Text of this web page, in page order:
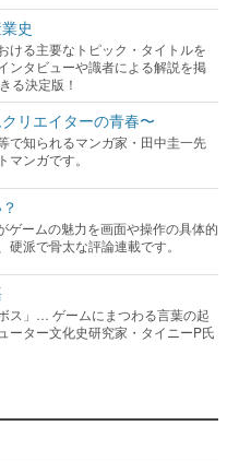
史
ける主要なトピック・タイトルを
ンタビューや識者による解説を掲
る決定版！
リエイターの青春〜
で知られるマンガ家・田中圭一先
ンガです。
ゲームの魅力を画面や操作の具体的
派で骨太な評論連載です。
ス」… ゲームにまつわる言葉の起
ーター文化史研究家・タイニーP氏